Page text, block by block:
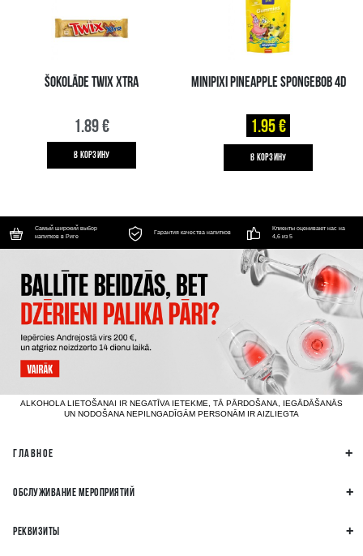
ŠOKOLĀDE TWIX XTRA
1.89 €
B КОРЗИНУ
MINIPIXI PINEAPPLE SPONGEBOB 4D
1.95 €
B КОРЗИНУ
Самый широкий выбор
напитков в Риге
Гарантия качества напитков
Клиенты оценивают нас на
4,6 из 5
ALKOHOLA LIETOŠANAI IR NEGATĪVA IETEKME, TĀ PĀRDOŠANA, IEGĀDĀŠANĀS
UN NODOŠANA NEPILNGADĪGĀM PERSONĀM IR AIZLIEGTA
ГЛАВНОЕ
ОБСЛУЖИВАНИЕ МЕРОПРИЯТИЙ
РЕКВИЗИТЫ